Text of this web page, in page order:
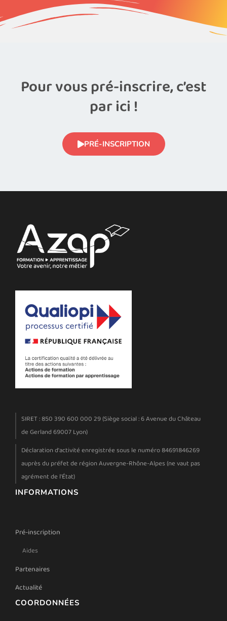
Pour vous pré-inscrire, c’est
par ici !
PRÉ-INSCRIPTION
SIRET : 850 390 600 000 29 (Siège social : 6 Avenue du Château
de Gerland 69007 Lyon)
Déclaration d'activité enregistrée sous le numéro 84691846269
auprès du préfet de région Auvergne-Rhône-Alpes (ne vaut pas
agrément de l'État)
INFORMATIONS
Pré-inscription
Aides
Partenaires
Actualité
COORDONNÉES